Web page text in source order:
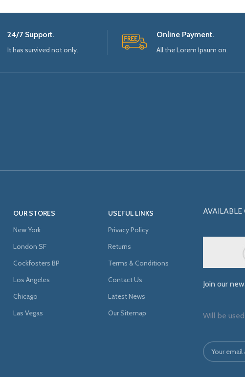
24/7 Support.
It has survived not only.
Online Payment.
All the Lorem Ipsum on.
OUR STORES
New York
London SF
Cockfosters BP
Los Angeles
Chicago
Las Vegas
USEFUL LINKS
Privacy Policy
Returns
Terms & Conditions
Contact Us
Latest News
Our Sitemap
AVAILABLE
Join our
Will be